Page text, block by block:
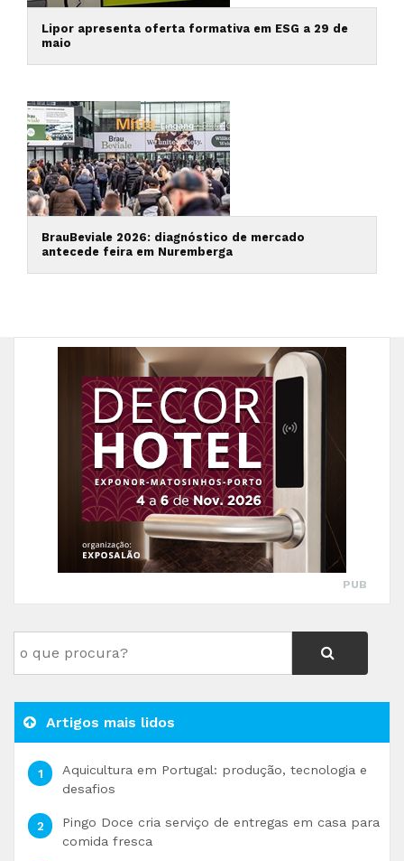
Lipor apresenta oferta formativa em ESG a 29 de
maio
BrauBeviale 2026: diagnóstico de mercado
antecede feira em Nuremberga
PUB
Artigos mais lidos
Aquicultura em Portugal: produção, tecnologia e
desafios
Pingo Doce cria serviço de entregas em casa para
comida fresca